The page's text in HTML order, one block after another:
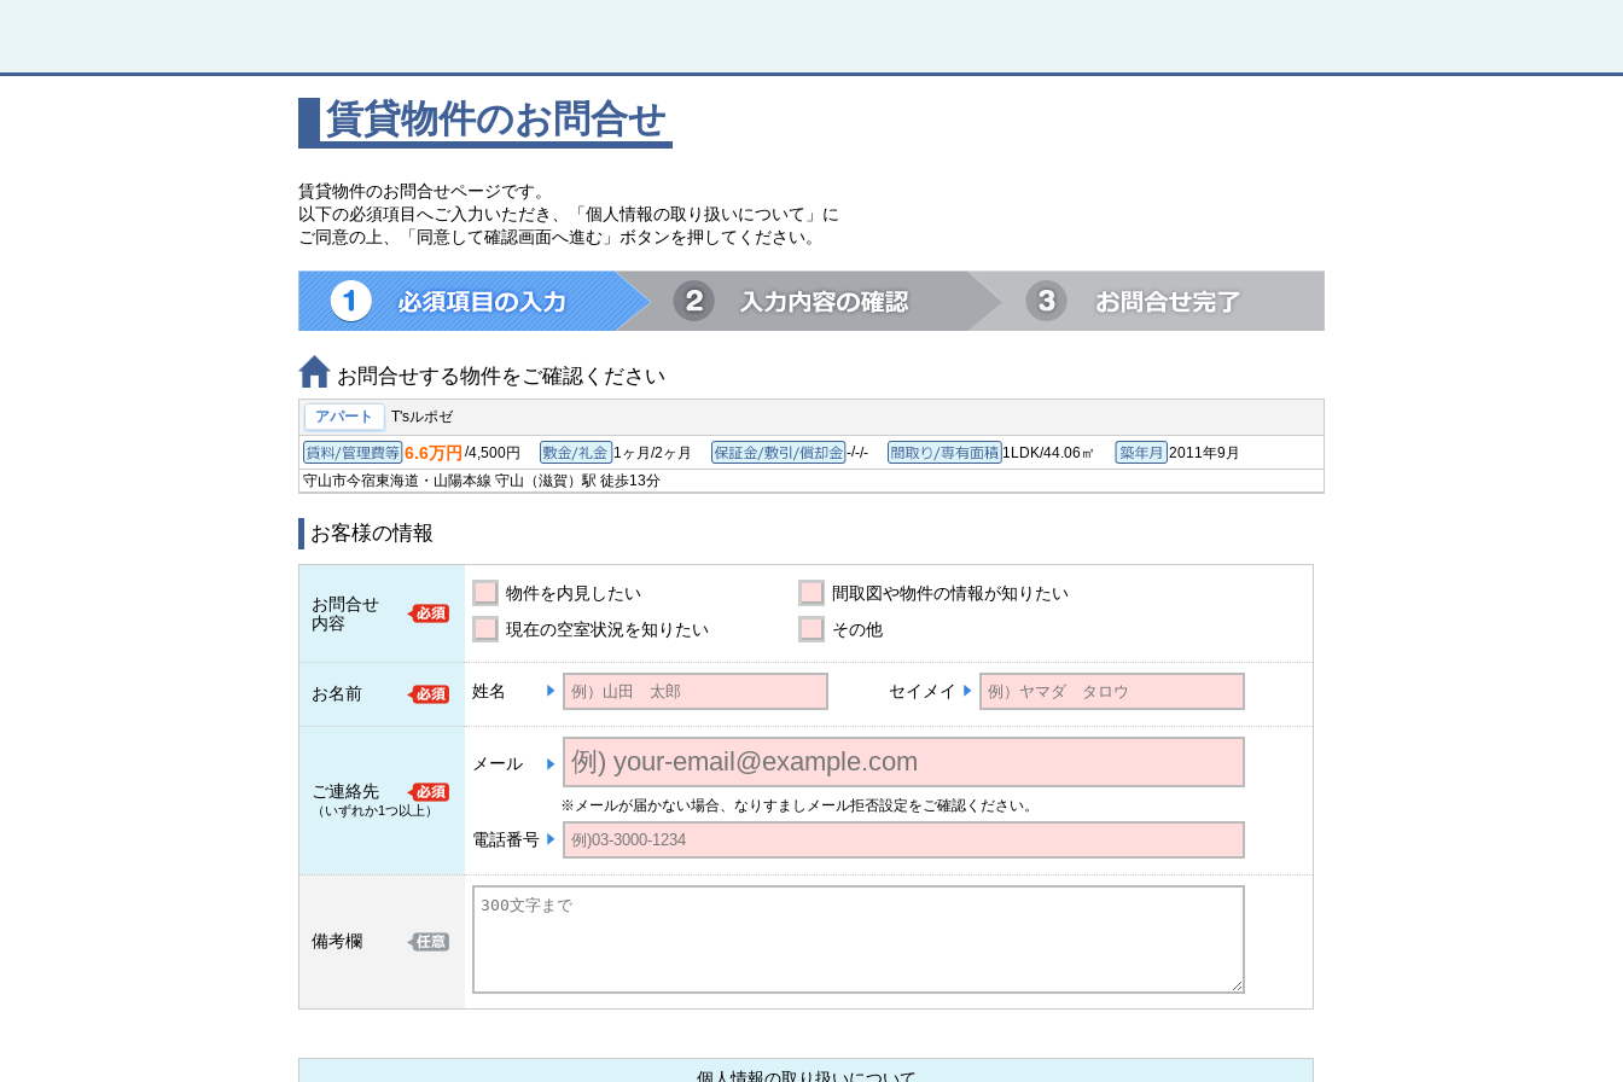
賃貸物件のお問合せ
賃貸物件のお問合せページです。
以下の必須項目へご入力いただき、「個人情報の取り扱いについて」に
ご同意の上、「同意して確認画面へ進む」ボタンを押してください。
お問合せする物件をご確認ください
アパート T'sルポゼ
賃料/管理費等
6.6万円 /4,500円 敷金/礼金
1ヶ月/2ヶ月 保証金/敷引/償却金
-/-/- 間取り/専有面積
1LDK/44.06㎡ 築年月
2011年9月
守山市今宿東海道・山陽本線 守山（滋賀）駅 徒歩13分
お客様の情報
お問合せ
内容
物件を内見したい
間取図や物件の情報が知りたい
現在の空室状況を知りたい
その他
お名前 姓名 セイメイ
ご連絡先
（いずれか1つ以上）
メール
※メールが届かない場合、なりすましメール拒否設定をご確認ください。
電話番号
備考欄